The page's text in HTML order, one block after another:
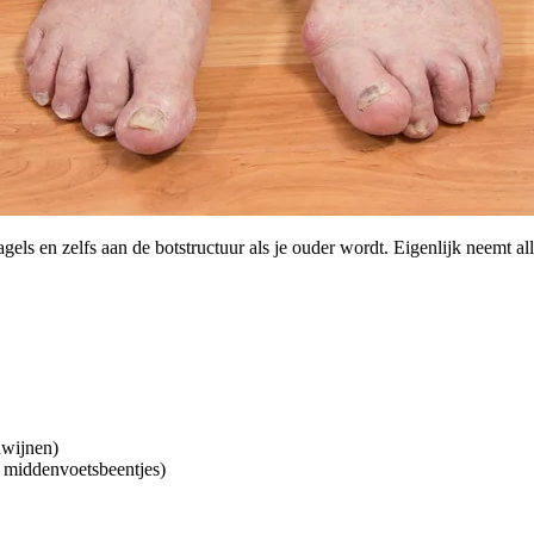
en zelfs aan de botstructuur als je ouder wordt. Eigenlijk